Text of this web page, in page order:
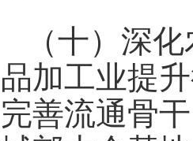
（十）深
品加工业提
完善流通骨